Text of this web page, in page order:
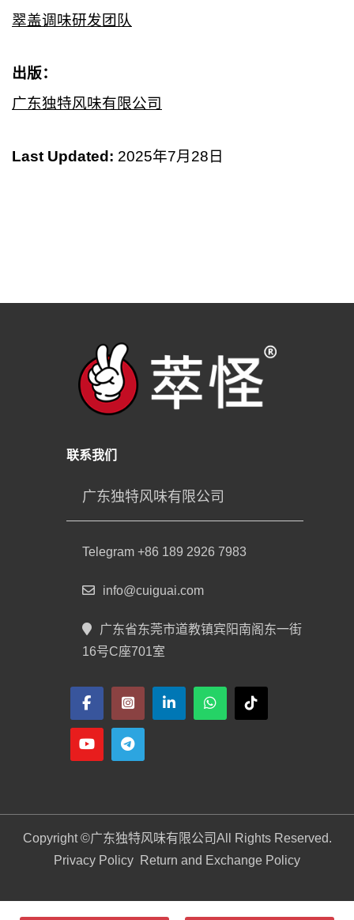
翠盖调味研发团队
出版：
广东独特风味有限公司
Last Updated: 2025年7月28日
联系我们
广东独特风味有限公司
Telegram +86 189 2926 7983
info@cuiguai.com
广东省东莞市道教镇宾阳南阁东一街
16号C座701室
Copyright ©广东独特风味有限公司All Rights Reserved.
Privacy Policy Return and Exchange Policy